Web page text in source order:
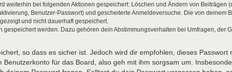
weiterhin bei folgenden Aktionen gespeichert: Löschen und Ändern von Beiträgen
Benutzer-Passwort) und gescheiterte Anmeldeversuche. Die von deinem
und nicht dauerhaft gespeichert.
werden. Dazu gehören dein Abstimmungsverhalten bei Umfragen, der
so dass es sicher ist. Jedoch wird dir empfohlen, dieses Passwort
für das Board, also geh mit ihm sorgsam um.